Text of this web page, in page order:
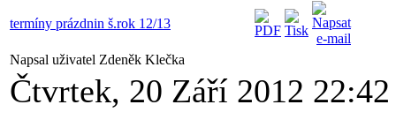
termíny prázdnin š.rok 12/13
Napsal uživatel Zdeněk Klečka
Čtvrtek, 20 Září 2012 22:42